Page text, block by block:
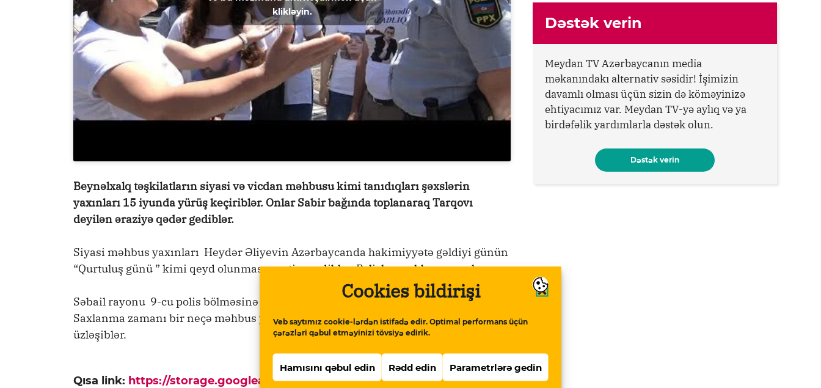
Cookies bildirişi
Veb saytımız cookie-lərdən istifadə edir. Optimal performans üçün
çərəzləri qəbul etməyinizi tövsiyə edirik.
Hamısını qəbul edin Rədd edin Parametrlərə gedin
klikləyin.
Beynəlxalq təşkilatların siyasi və vicdan məhbusu kimi tanıdıqları şəxslərin
yaxınları 15 iyunda yürüş keçiriblər. Onlar Sabir bağında toplanaraq Tarqovı
deyilən əraziyə qədər gediblər.
Siyasi məhbus yaxınları Heydər Əliyevin Azərbaycanda hakimiyyətə gəldiyi günün
“Qurtuluş günü ” kimi qeyd olunmasına etiraz ediblər. Polislər məhbus yaxınlarını
Səbail rayonu 9-cu polis bölməsinə aparıblar və daha sonra sərbəst buraxıblar.
Saxlanma zamanı bir neçə məhbus yaxını xəsarət alıb. Onlar polisin təhqiri ilə də
üzləşiblər.
Qısa link: https://storage.googleapis.com/qurium/www.meydan.tv/az-
Dəstək verin
Meydan TV Azərbaycanın media
məkanındakı alternativ səsidir! İşimizin
davamlı olması üçün sizin də köməyinizə
ehtiyacımız var. Meydan TV-yə aylıq və ya
birdəfəlik yardımlarla dəstək olun.
Dəstək verin